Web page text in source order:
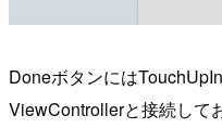
Doneボタンには
ViewControllerと接続して